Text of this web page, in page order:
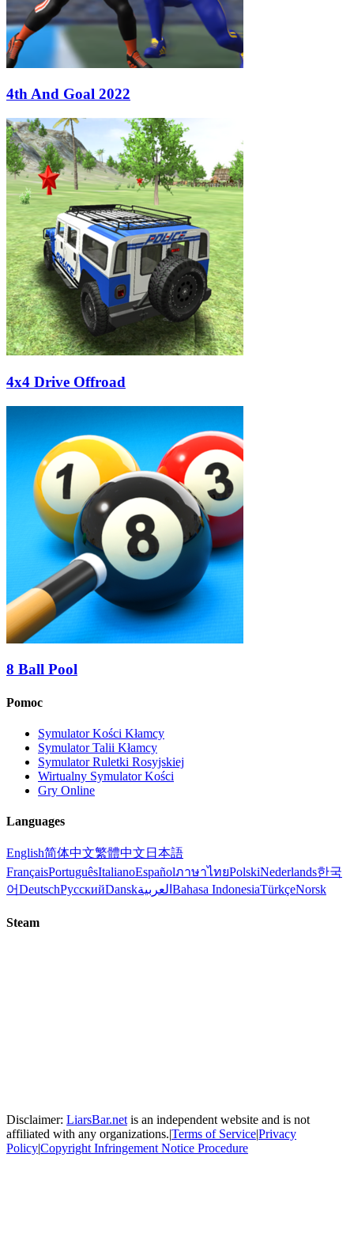
4th And Goal 2022
4x4 Drive Offroad
8 Ball Pool
Pomoc
Symulator Kości Kłamcy
Symulator Talii Kłamcy
Symulator Ruletki Rosyjskiej
Wirtualny Symulator Kości
Gry Online
Languages
English简体中文繁體中文 日本語
FrançaisPortuguêsItalianoEspañolภาษาไทยPolskiNederlands한국
어DeutschРусскийDanskالعربية Bahasa IndonesiaTürkçeNorsk
Steam
Disclaimer: LiarsBar.net is an independent website and is not
affiliated with any organizations.|Terms of Service|Privacy
Policy|Copyright Infringement Notice Procedure